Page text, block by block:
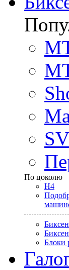
По цоколю
H4
Блоки